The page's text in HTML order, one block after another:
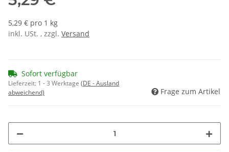
5,29 € pro 1 kg
inkl. USt. , zzgl. Versand
Sofort verfügbar
Lieferzeit: 1 - 3 Werktage (DE - Ausland
abweichend)
Frage zum Artikel